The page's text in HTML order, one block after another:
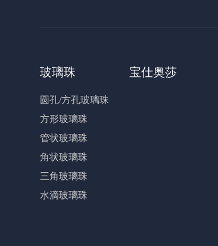
玻璃珠
圆孔/方孔玻璃珠
方形玻璃珠
管状玻璃珠
角状玻璃珠
三角玻璃珠
水滴玻璃珠
宝仕奥莎